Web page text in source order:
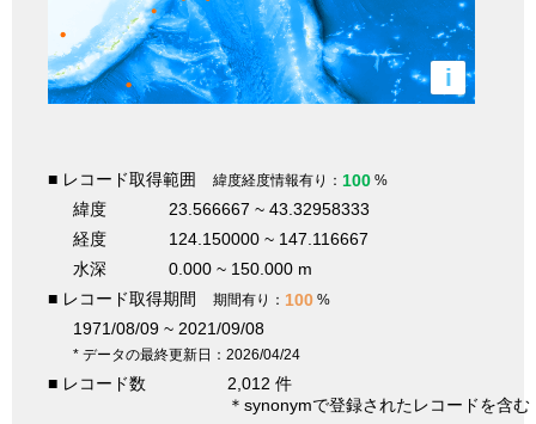
i
■ レコード取得範囲 緯度経度情報有り： 100 %
緯度
23.566667 ~ 43.32958333
経度
124.150000 ~ 147.116667
水深
0.000 ~ 150.000 m
■ レコード取得期間
期間有り： 100 %
1971/08/09 ~ 2021/09/08
* データの最終更新日：2026/04/24
■ レコード数
2,012 件
＊synonymで登録されたレコードを含む